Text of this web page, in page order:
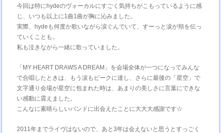
今回は特にhydeのヴォーカルにすごく気持ちがこもっているように感
じ、いつも以上に1曲1曲が胸に沁みました。
実際、hydeも何度か歌いながら涙ぐんでいて、すーっと涙が頬を伝っ
ていくことも。
私も泣きながら一緒に歌っていました。
「MY HEART DRAWS A DREAM」を会場全体が一つになってみんな
で合唱したときは、もう涙もピークに達し、さらに最後の「星空」で
文字通り会場が星空に包まれた時は、あまりの美しさに言葉にできな
い感動に震えました。
こんなに素晴らしいバンドに出会えたことに大大大感謝です☆
2011年までライヴはないので、あと3年は会えないと思うとすっごく